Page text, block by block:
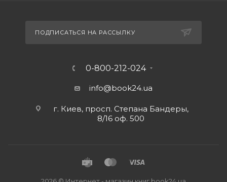
ПОДПИСАТЬСЯ НА РАССЫЛКУ
0-800-212-024
info@book24.ua
г. Киев, просп. Степана Бандеры,
8/16 оф. 500